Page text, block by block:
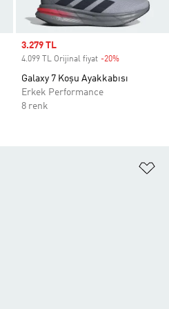
Sale price
3.279 TL
4.099 TL Orijinal fiyat -20%
Galaxy 7 Koşu Ayakkabısı
Erkek Performance
8 renk